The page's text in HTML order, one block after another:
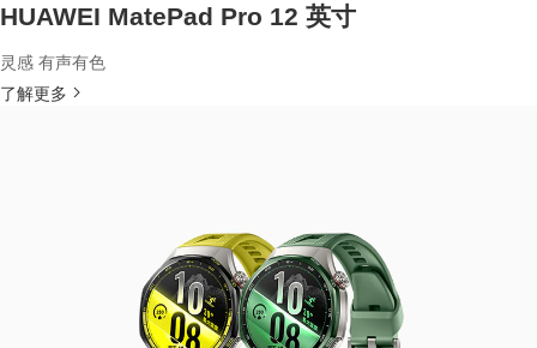
HUAWEI MatePad Pro 12 英寸
灵感 有声有色
了解更多